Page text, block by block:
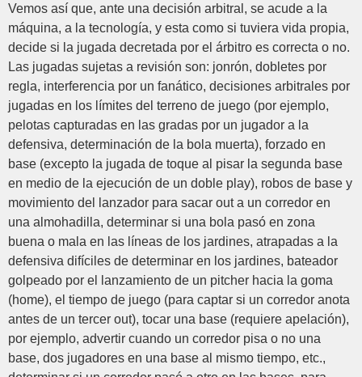
Vemos así que, ante una decisión arbitral, se acude a la
máquina, a la tecnología, y esta como si tuviera vida propia,
decide si la jugada decretada por el árbitro es correcta o no.
Las jugadas sujetas a revisión son: jonrón, dobletes por
regla, interferencia por un fanático, decisiones arbitrales por
jugadas en los límites del terreno de juego (por ejemplo,
pelotas capturadas en las gradas por un jugador a la
defensiva, determinación de la bola muerta), forzado en
base (excepto la jugada de toque al pisar la segunda base
en medio de la ejecución de un doble play), robos de base y
movimiento del lanzador para sacar out a un corredor en
una almohadilla, determinar si una bola pasó en zona
buena o mala en las líneas de los jardines, atrapadas a la
defensiva difíciles de determinar en los jardines, bateador
golpeado por el lanzamiento de un pitcher hacia la goma
(home), el tiempo de juego (para captar si un corredor anota
antes de un tercer out), tocar una base (requiere apelación),
por ejemplo, advertir cuando un corredor pisa o no una
base, dos jugadores en una base al mismo tiempo, etc.,